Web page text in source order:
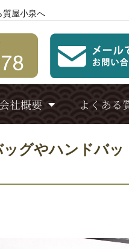
質屋小泉へ
社概要 よくある
グやハンドバッ